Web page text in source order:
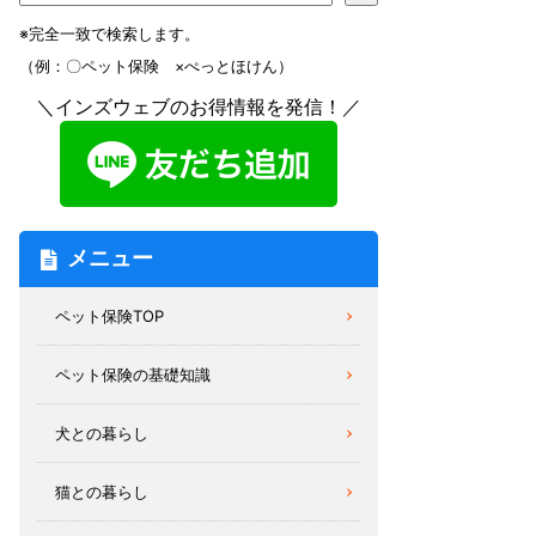
※完全一致で検索します。
（例：〇ペット保険 ×ぺっとほけん）
＼インズウェブのお得情報を発信！／
メニュー
ペット保険TOP
ペット保険の基礎知識
犬との暮らし
猫との暮らし